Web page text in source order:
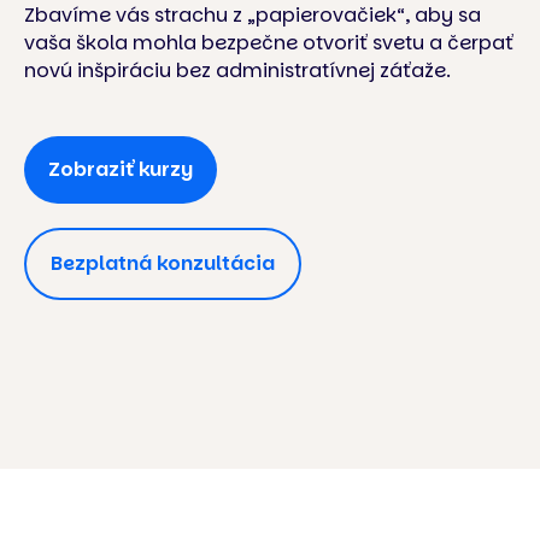
Zbavíme vás strachu z „papierovačiek“, aby sa
vaša škola mohla bezpečne otvoriť svetu a čerpať
novú inšpiráciu bez administratívnej záťaže.
Zobraziť kurzy
Bezplatná konzultácia